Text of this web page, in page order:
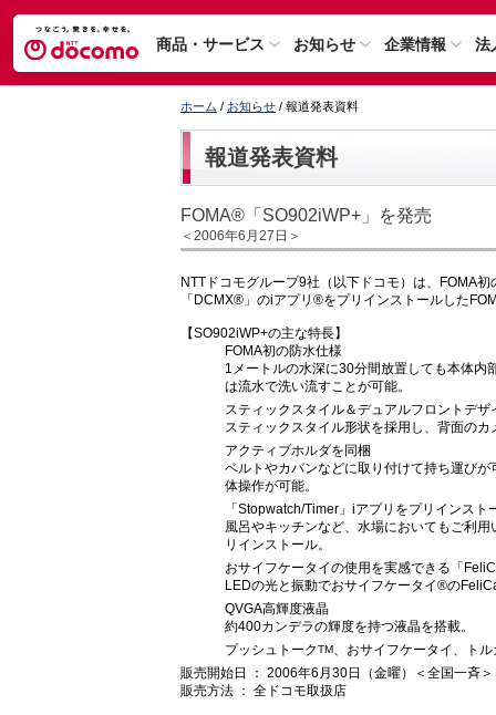
商品・サービス お知らせ 企業情報 法
ホーム / お知らせ / 報道発表資料
報道発表資料
FOMA®「SO902iWP+」を発売
＜2006年6月27日＞
NTTドコモグループ9社（以下ドコモ）は、FOMA
「DCMX®」のiアプリ®をプリインストールした
【SO902iWP+の主な特長】
FOMA初の防水仕様
1メートルの水深に30分間放置しても本体内
は流水で洗い流すことが可能。
スティックスタイル＆デュアルフロントデザ
スティックスタイル形状を採用し、背面の
アクティブホルダを同梱
ベルトやカバンなどに取り付けて持ち運び
体操作が可能。
「Stopwatch/Timer」iアプリをプリインスト
風呂やキッチンなど、水場においてもご利
リインストール。
おサイフケータイの使用を実感できる「
LEDの光と振動でおサイフケータイ®の
QVGA高輝度液晶
約400カンデラの輝度を持つ液晶を搭載。
プッシュトークTM 、おサイフケータイ、ト
販売開始日 ： 2006年6月30日（金曜）＜全国一斉＞
販売方法 ： 全ドコモ取扱店